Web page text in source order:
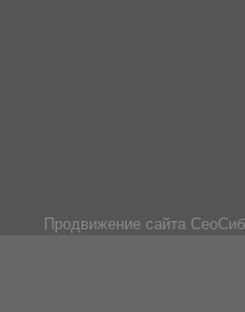
Продвижение сайта СеоСиб